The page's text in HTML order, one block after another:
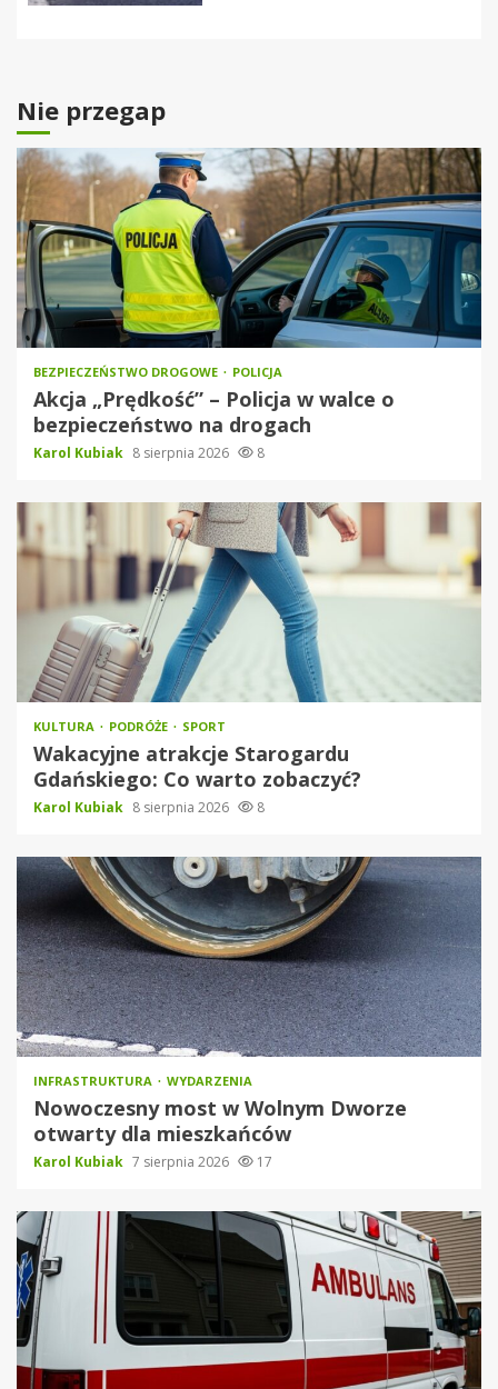
Nie przegap
BEZPIECZEŃSTWO DROGOWE POLICJA
Akcja „Prędkość” – Policja w walce o
bezpieczeństwo na drogach
Karol Kubiak 8 sierpnia 2026 8
KULTURA PODRÓŻE SPORT
Wakacyjne atrakcje Starogardu
Gdańskiego: Co warto zobaczyć?
Karol Kubiak 8 sierpnia 2026 8
INFRASTRUKTURA WYDARZENIA
Nowoczesny most w Wolnym Dworze
otwarty dla mieszkańców
Karol Kubiak 7 sierpnia 2026 17